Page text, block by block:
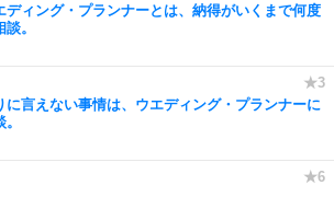
ディング・プランナーとは、納得がいくまで何度
談。
に言えない事情は、ウエディング・プランナーに